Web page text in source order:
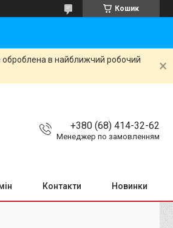
Кошик
оброблена в найближчий робочий
+380 (68) 414-32-62
Менеджер по замовленням
Контакти Новинки